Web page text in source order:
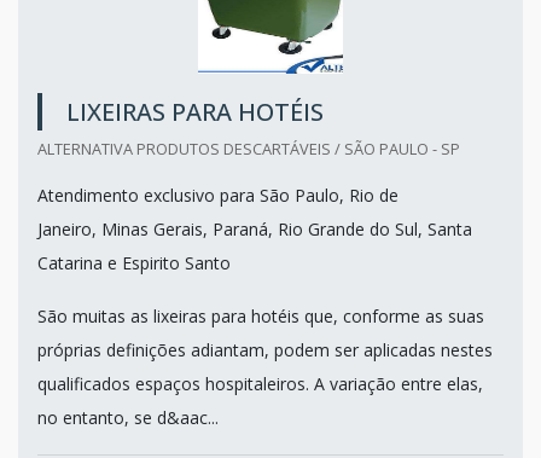
LIXEIRAS PARA HOTÉIS
ALTERNATIVA PRODUTOS DESCARTÁVEIS / SÃO PAULO - SP
Atendimento exclusivo para São Paulo, Rio de
Janeiro, Minas Gerais, Paraná, Rio Grande do Sul, Santa
Catarina e Espirito Santo
São muitas as lixeiras para hotéis que, conforme as suas
próprias definições adiantam, podem ser aplicadas nestes
qualificados espaços hospitaleiros. A variação entre elas,
no entanto, se d&aac...